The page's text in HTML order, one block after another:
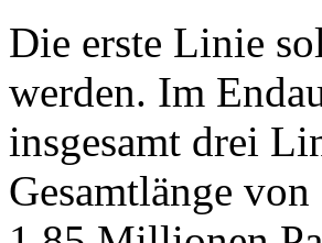
Die erste Linie
werden. Im
insgesamt drei
Gesamtlänge